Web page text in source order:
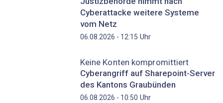
Cyberattacke weitere Systeme
vom Netz
06.08.2026 - 12:15 Uhr
Keine Konten kompromittiert
Cyberangriff auf Sharepoint-Server
des Kantons Graubünden
06.08.2026 - 10:50 Uhr